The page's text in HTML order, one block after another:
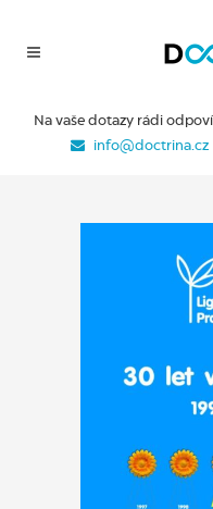
Na vaše dotazy rádi
info@doctrina.cz